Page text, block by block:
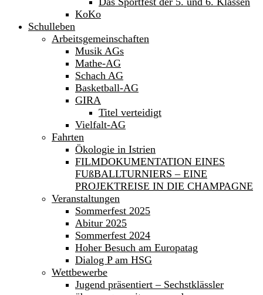
KoKo
Schulleben
Arbeitsgemeinschaften
Musik AGs
Mathe-AG
Schach AG
Basketball-AG
GIRA
Titel verteidigt
Vielfalt-AG
Fahrten
Ökologie in Istrien
FILMDOKUMENTATION EINES
FUßBALLTURNIERS – EINE
PROJEKTREISE IN DIE CHAMPAGNE
Veranstaltungen
Sommerfest 2025
Abitur 2025
Sommerfest 2024
Hoher Besuch am Europatag
Dialog P am HSG
Wettbewerbe
Jugend präsentiert – Sechstklässler